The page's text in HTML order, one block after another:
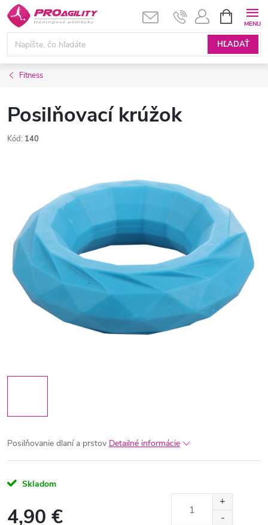
Prejsť
na
obsah
HĽADAŤ
KOŠÍK
Fitness
Posilňovací krúžok
Kód: 140
Posilňovanie dlaní a prstov Detailné informácie
Skladom
4,90 €